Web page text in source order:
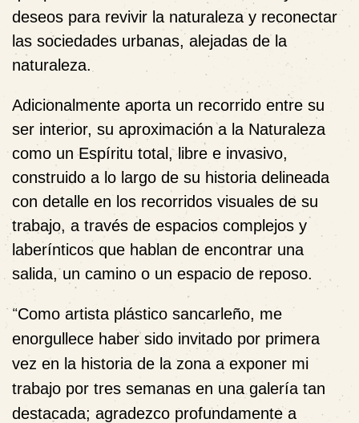
deseos para revivir la naturaleza y reconectar
las sociedades urbanas, alejadas de la
naturaleza.
Adicionalmente aporta un recorrido entre su
ser interior, su aproximación a la Naturaleza
como un Espíritu total, libre e invasivo,
construido a lo largo de su historia delineada
con detalle en los recorridos visuales de su
trabajo, a través de espacios complejos y
laberínticos que hablan de encontrar una
salida, un camino o un espacio de reposo.
“Como artista plástico sancarleño, me
enorgullece haber sido invitado por primera
vez en la historia de la zona a exponer mi
trabajo por tres semanas en una galería tan
destacada; agradezco profundamente a